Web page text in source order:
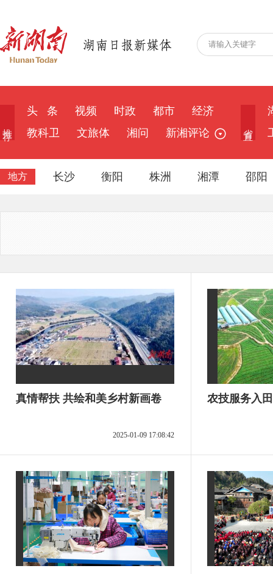
头 条 视频 时政 都市
经济
教科卫
文旅体 湘问 新湘评论
地方 长沙 衡阳 株洲 湘潭 邵阳
真情帮扶 共绘和美乡村新画卷
2025-01-09 17:08:42
农技服务入